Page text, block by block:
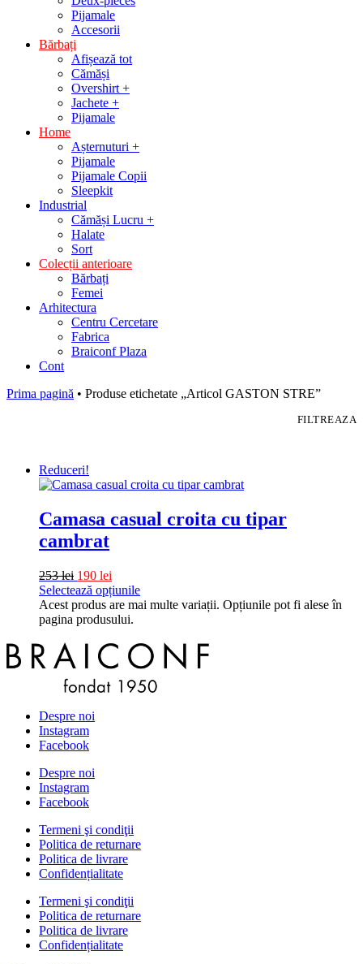
Pijamale
Accesorii
Bărbați
Afișează tot
Cămăși
Overshirt +
Jachete +
Pijamale
Home
Așternuturi +
Pijamale
Pijamale Copii
Sleepkit
Industrial
Cămăși Lucru +
Halate
Sort
Colecții anterioare
Bărbați
Femei
Arhitectura
Centru Cercetare
Fabrica
Braiconf Plaza
Cont
Prima pagină • Produse etichetate „Articol GASTON STRE”
FILTREAZA
Reduceri!
Camasa casual croita cu tipar
cambrat
253lei 190 lei
Selectează opțiunile
Acest produs are mai multe variații. Opțiunile pot fi alese în
pagina produsului.
Despre noi
Instagram
Facebook
Despre noi
Instagram
Facebook
Termeni şi condiţii
Politica de returnare
Politica de livrare
Confidențialitate
Termeni şi condiţii
Politica de returnare
Politica de livrare
Confidențialitate